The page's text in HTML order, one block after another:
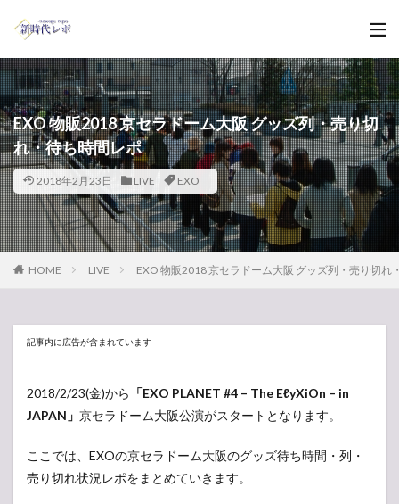
EXO 物販2018 京セラドーム大阪 グッズ列・売り切
れ・待ち時間レポ
2018年2月23日 LIVE EXO
HOME LIVE EXO 物販2018 京セラドーム大阪 グッズ列・売り切れ
記事内に広告が含まれています
2018/2/23(金)から 「EXO PLANET #4 – The EℓyXiOn – in
JAPAN」 京セラドーム大阪公演がスタートとなります。
ここでは、EXOの京セラドーム大阪のグッズ待ち時間・列・
売り切れ状況レポをまとめていきます。